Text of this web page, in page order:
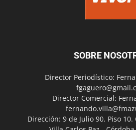
SOBRE
Director Periodístico:
Director Comercial:
Dirección: 9 de Julio 90. Piso 10.